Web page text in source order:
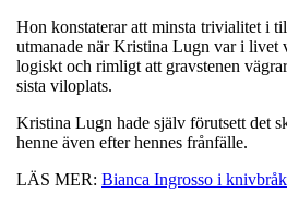
Hon konstaterar att minsta trivialitet i
utmanade när Kristina Lugn var i livet
logiskt och rimligt att gravstenen
sista viloplats.
Kristina Lugn hade själv förutsett det
henne även efter hennes frånfälle.
LÄS MER: Bianca Ingrosso i